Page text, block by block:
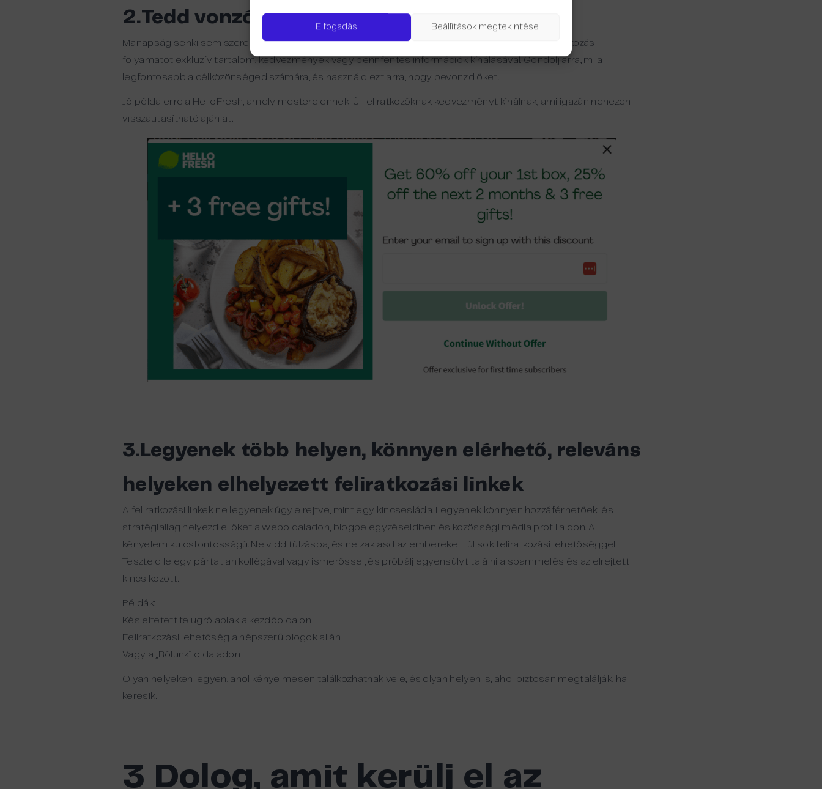
Elfogadás Beállítások megtekintése
2.Tedd vonzóvá a feliratkozást
Manapság senki sem szeretné csak úgy megadni az email címét. Tedd ellenállhatatlanná a feliratkozási
folyamatot exkluzív tartalom, kedvezmények vagy bennfentes információk kínálásával. Gondolj arra, mi a
legfontosabb a célközönséged számára, és használd ezt arra, hogy bevonzd őket.
Jó példa erre a HelloFresh, amely mestere ennek. Új feliratkozóknak kedvezményt kínálnak, ami igazán nehezen
visszautasítható ajánlat.
3.Legyenek több helyen, könnyen elérhető, releváns
helyeken elhelyezett feliratkozási linkek
A feliratkozási linkek ne legyenek úgy elrejtve, mint egy kincsesláda. Legyenek könnyen hozzáférhetőek, és
stratégiailag helyezd el őket a weboldaladon, blogbejegyzéseidben és közösségi média profiljaidon. A
kényelem kulcsfontosságú. Ne vidd túlzásba, és ne zaklasd az embereket túl sok feliratkozási lehetőséggel.
Teszteld le egy pártatlan kollégával vagy ismerőssel, és próbálj egyensúlyt találni a spammelés és az elrejtett
kincs között.
Példák:
Késleltetett felugró ablak a kezdőoldalon
Feliratkozási lehetőség a népszerű blogok alján
Vagy a „Rólunk” oldaladon
Olyan helyeken legyen, ahol kényelmesen találkozhatnak vele, és olyan helyen is, ahol biztosan megtalálják, ha
keresik.
3 Dolog, amit kerülj el az